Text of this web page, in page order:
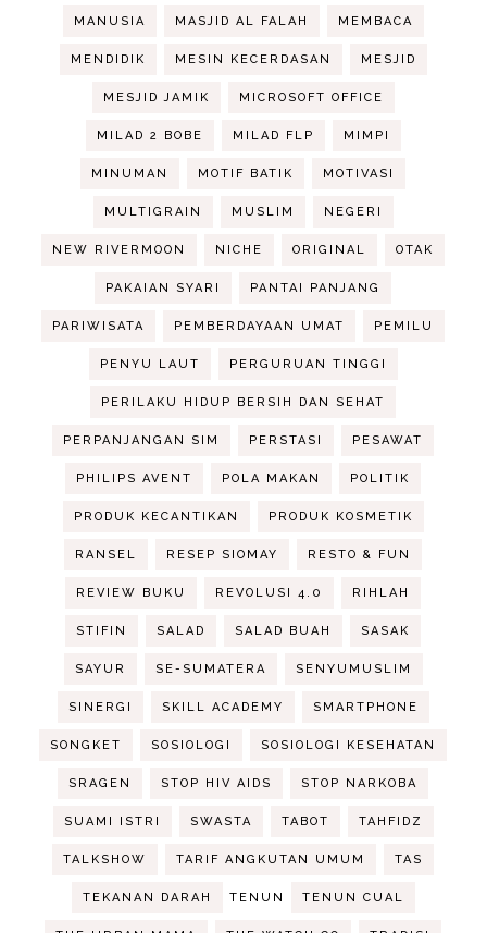
MANUSIA MASJID AL FALAH MEMBACA
MENDIDIK MESIN KECERDASAN MESJID
MESJID JAMIK MICROSOFT OFFICE
MILAD 2 BOBE MILAD FLP MIMPI
MINUMAN MOTIF BATIK MOTIVASI
MULTIGRAIN MUSLIM NEGERI
NEW RIVERMOON NICHE ORIGINAL OTAK
PAKAIAN SYARI PANTAI PANJANG
PARIWISATA PEMBERDAYAAN UMAT PEMILU
PENYU LAUT PERGURUAN TINGGI
PERILAKU HIDUP BERSIH DAN SEHAT
PERPANJANGAN SIM PERSTASI PESAWAT
PHILIPS AVENT POLA MAKAN POLITIK
PRODUK KECANTIKAN PRODUK KOSMETIK
RANSEL RESEP SIOMAY RESTO & FUN
REVIEW BUKU REVOLUSI 4.0 RIHLAH
STIFIN SALAD SALAD BUAH SASAK
SAYUR SE-SUMATERA SENYUMUSLIM
SINERGI SKILL ACADEMY SMARTPHONE
SONGKET SOSIOLOGI SOSIOLOGI KESEHATAN
SRAGEN STOP HIV AIDS STOP NARKOBA
SUAMI ISTRI SWASTA TABOT TAHFIDZ
TALKSHOW TARIF ANGKUTAN UMUM TAS
TEKANAN DARAH TENUN TENUN CUAL